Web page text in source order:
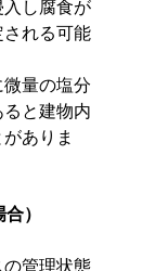
し腐食が
れる可能
量の塩分
と建物内
ありま
）
管理状態